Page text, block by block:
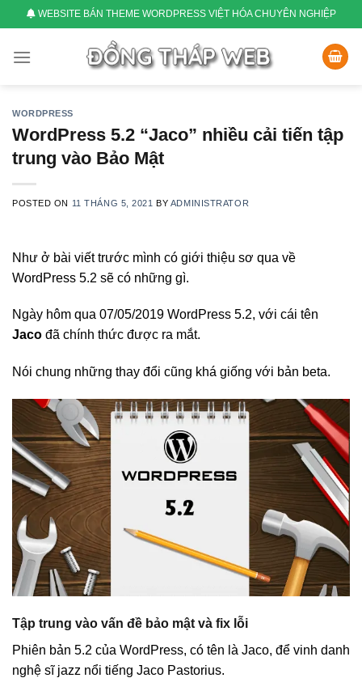
to
content
WEBSITE BÁN THEME WORDPRESS VIỆT HÓA CHUYÊN NGHIỆP
WORDPRESS
WordPress 5.2 “Jaco” nhiều cải tiến tập
trung vào Bảo Mật
POSTED ON 11 THÁNG 5, 2021 BY ADMINISTRATOR
Như ở bài viết trước mình có giới thiệu sơ qua về
WordPress 5.2 sẽ có những gì.
Ngày hôm qua 07/05/2019 WordPress 5.2, với cái tên
Jaco đã chính thức được ra mắt.
Nói chung những thay đổi cũng khá giống với bản beta.
Tập trung vào vấn đề bảo mật và fix lỗi
Phiên bản 5.2 của WordPress, có tên là Jaco, để vinh danh
nghệ sĩ jazz nổi tiếng Jaco Pastorius.